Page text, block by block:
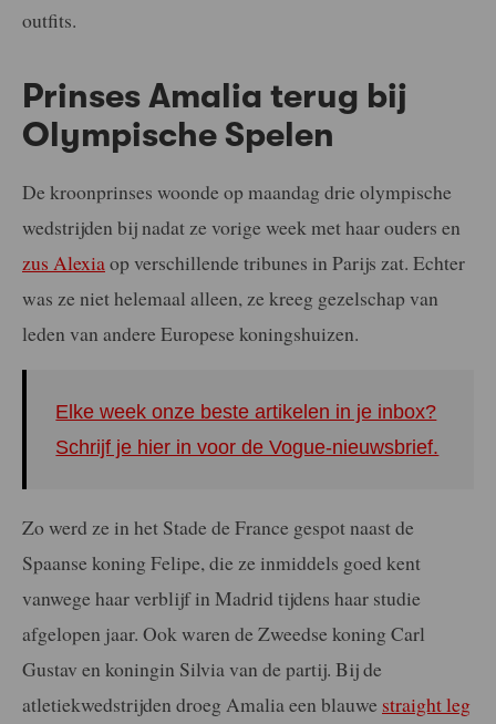
outfits.
Prinses Amalia terug bij
Olympische Spelen
De kroonprinses woonde op maandag drie olympische
wedstrijden bij nadat ze vorige week met haar ouders en
zus Alexia op verschillende tribunes in Parijs zat. Echter
was ze niet helemaal alleen, ze kreeg gezelschap van
leden van andere Europese koningshuizen.
Elke week onze beste artikelen in je inbox?
Schrijf je hier in voor de Vogue-nieuwsbrief.
Zo werd ze in het Stade de France gespot naast de
Spaanse koning Felipe, die ze inmiddels goed kent
vanwege haar verblijf in Madrid tijdens haar studie
afgelopen jaar. Ook waren de Zweedse koning Carl
Gustav en koningin Silvia van de partij. Bij de
atletiekwedstrijden droeg Amalia een blauwe straight leg